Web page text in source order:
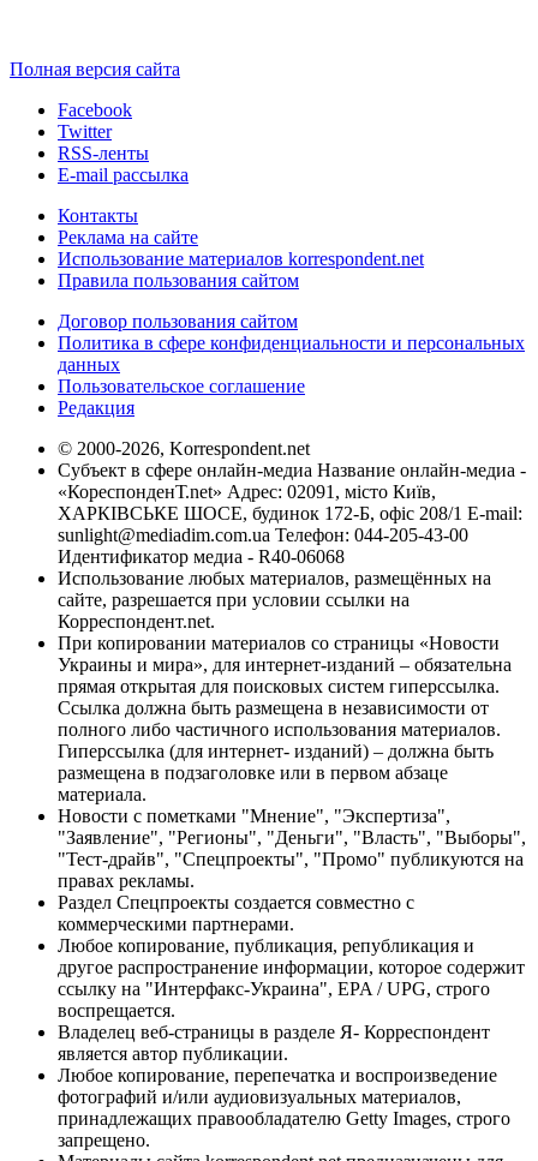
Полная версия сайта
Facebook
Twitter
RSS-ленты
E-mail рассылка
Контакты
Реклама на сайте
Использование материалов korrespondent.net
Правила пользования сайтом
Договор пользования сайтом
Политика в сфере конфиденциальности и персональных
данных
Пользовательское соглашение
Редакция
© 2000-2026, Korrespondent.net
Субъект в сфере онлайн-медиа Название онлайн-медиа -
«КореспонденТ.net» Адрес: 02091, місто Київ,
ХАРКІВСЬКЕ ШОСЕ, будинок 172-Б, офіс 208/1 E-mail:
sunlight@mediadim.com.ua Телефон: 044-205-43-00
Идентификатор медиа - R40-06068
Использование любых материалов, размещённых на
сайте, разрешается при условии ссылки на
Корреспондент.net.
При копировании материалов со страницы «Новости
Украины и мира», для интернет-изданий – обязательна
прямая открытая для поисковых систем гиперссылка.
Ссылка должна быть размещена в независимости от
полного либо частичного использования материалов.
Гиперссылка (для интернет- изданий) – должна быть
размещена в подзаголовке или в первом абзаце
материала.
Новости с пометками "Мнение", "Экспертиза",
"Заявление", "Регионы", "Деньги", "Власть", "Выборы",
"Тест-драйв", "Спецпроекты", "Промо" публикуются на
правах рекламы.
Раздел Спецпроекты создается совместно с
коммерческими партнерами.
Любое копирование, публикация, републикация и
другое распространение информации, которое содержит
ссылку на "Интерфакс-Украина", EPA / UPG, строго
воспрещается.
Владелец веб-страницы в разделе Я- Корреспондент
является автор публикации.
Любое копирование, перепечатка и воспроизведение
фотографий и/или аудиовизуальных материалов,
принадлежащих правообладателю Getty Images, строго
запрещено.